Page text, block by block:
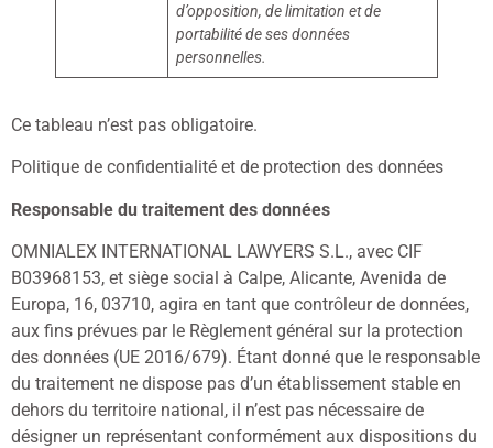
d’opposition, de limitation et de
portabilité de ses données
personnelles.
Ce tableau n’est pas obligatoire.
Politique de confidentialité et de protection des données
Responsable du traitement des données
OMNIALEX INTERNATIONAL LAWYERS S.L., avec CIF
B03968153, et siège social à Calpe, Alicante, Avenida de
Europa, 16, 03710, agira en tant que contrôleur de données,
aux fins prévues par le Règlement général sur la protection
des données (UE 2016/679). Étant donné que le responsable
du traitement ne dispose pas d’un établissement stable en
dehors du territoire national, il n’est pas nécessaire de
désigner un représentant conformément aux dispositions du